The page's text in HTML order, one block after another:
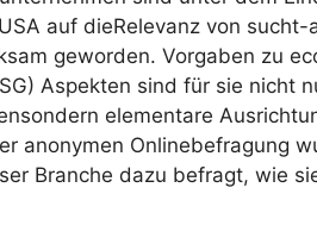
auf dieRelevanz von sucht-
geworden. Vorgaben zu
Aspekten sind für sie nicht
elementare
anonymen Onlinebefragung
Branche dazu befragt, wie